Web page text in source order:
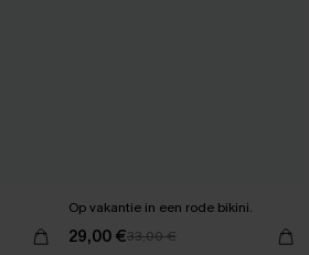
Op vakantie in een rode bikini.
29,00 €33,00 €